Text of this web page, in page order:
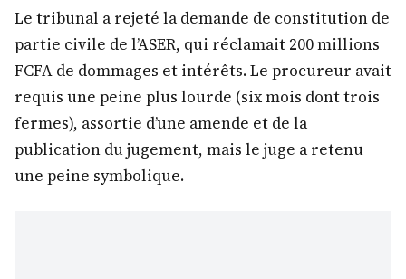
Le tribunal a rejeté la demande de constitution de
partie civile de l’ASER, qui réclamait 200 millions
FCFA de dommages et intérêts. Le procureur avait
requis une peine plus lourde (six mois dont trois
fermes), assortie d’une amende et de la
publication du jugement, mais le juge a retenu
une peine symbolique.